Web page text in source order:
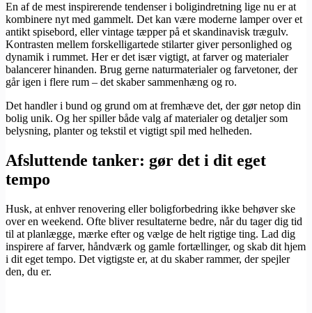
En af de mest inspirerende tendenser i boligindretning lige nu er at
kombinere nyt med gammelt. Det kan være moderne lamper over et
antikt spisebord, eller vintage tæpper på et skandinavisk trægulv.
Kontrasten mellem forskelligartede stilarter giver personlighed og
dynamik i rummet. Her er det især vigtigt, at farver og materialer
balancerer hinanden. Brug gerne naturmaterialer og farvetoner, der
går igen i flere rum – det skaber sammenhæng og ro.
Det handler i bund og grund om at fremhæve det, der gør netop din
bolig unik. Og her spiller både valg af materialer og detaljer som
belysning, planter og tekstil et vigtigt spil med helheden.
Afsluttende tanker: gør det i dit eget
tempo
Husk, at enhver renovering eller boligforbedring ikke behøver ske
over en weekend. Ofte bliver resultaterne bedre, når du tager dig tid
til at planlægge, mærke efter og vælge de helt rigtige ting. Lad dig
inspirere af farver, håndværk og gamle fortællinger, og skab dit hjem
i dit eget tempo. Det vigtigste er, at du skaber rammer, der spejler
den, du er.